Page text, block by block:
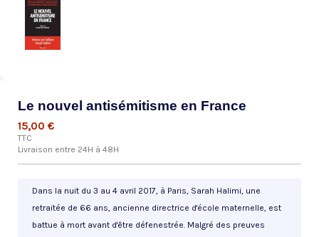
Le nouvel antisémitisme en France
15,00 €
TTC
Livraison entre 24H à 48H
Dans la nuit du 3 au 4 avril 2017, à Paris, Sarah Halimi, une
retraitée de 66 ans, ancienne directrice d'école maternelle, est
battue à mort avant d'être défenestrée. Malgré des preuves